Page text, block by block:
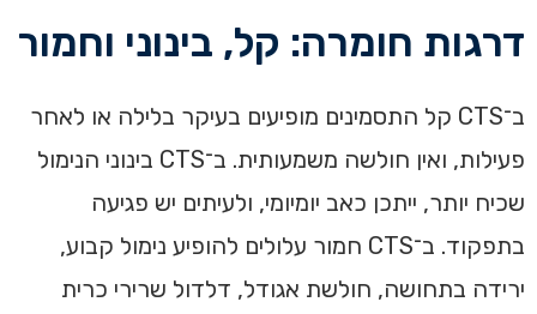
דרגות חומרה: קל, בינוני וחמור
ב־CTS קל התסמינים מופיעים בעיקר בלילה או לאחר
פעילות, ואין חולשה משמעותית. ב־CTS בינוני הנימול
שכיח יותר, ייתכן כאב יומיומי, ולעיתים יש פגיעה
בתפקוד. ב־CTS חמור עלולים להופיע נימול קבוע,
ירידה בתחושה, חולשת אגודל, דלדול שרירי כרית